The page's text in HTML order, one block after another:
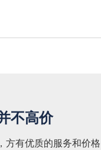
不高价
有优质的服务和价格